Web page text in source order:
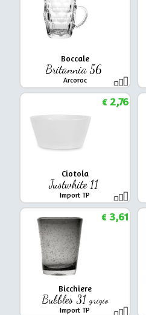
Boccale
Britannia 56
Arcoroc
Ciotola
Justwhite 11
Import TP
€2,76
Bicchiere
Bubbles 31 grigio
Import TP
€3,61